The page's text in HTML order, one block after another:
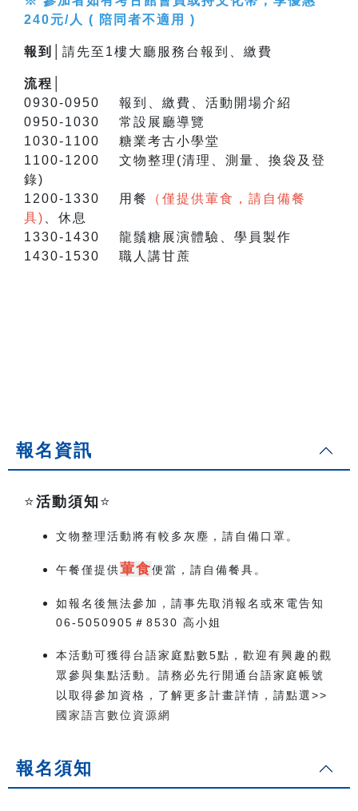
240元/人 ( 陪同者不適用 )
報到│ 請先至1樓大廳服務台報到、繳費
流程│
0930-0950 報到、繳費、活動開場介紹
0950-1030 常設展廳導覽
1030-1100 糖業考古小學堂
1100-1200 文物整理(清理、測量、換袋及登
錄)
1200-1330 用餐
（僅提供葷食，請自備餐
具)
、休息
1330-1430 龍鬚糖展演體驗、學員製作
1430-1530 職人講甘蔗
報名資訊
⭐️活動須知 ⭐️
文物整理活動將有較多灰塵，請自備口罩。
午餐僅提供葷食便當，請自備餐具。
如報名後無法參加，請事先取消報名或來電告知
06-5050905＃8530 高小姐
本活動可獲得台語家庭點數5點，歡迎有興趣的觀
眾參與集點活動。請務必先行開通台語家庭帳號
以取得參加資格，了解更多計畫詳情，請點選>>
國家語言數位資源網
報名須知